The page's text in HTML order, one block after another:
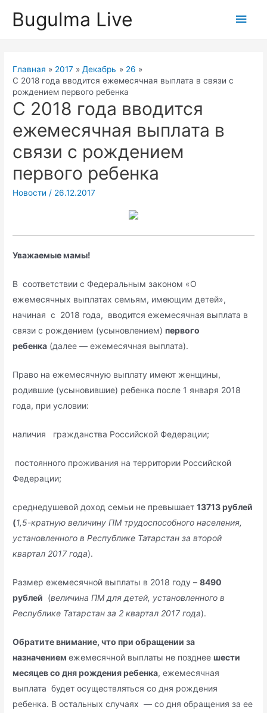
Bugulma Live
Главная 2017 Декабрь
26
С 2018 года вводится ежемесячная выплата в связи с
рождением первого ребенка
С 2018 года вводится
ежемесячная выплата в
связи с рождением
первого ребенка
Новости / 26.12.2017
Уважаемые мамы!
В соответствии с Федеральным законом «О
ежемесячных выплатах семьям, имеющим детей»,
начиная с 2018 года, вводится ежемесячная выплата в
связи с рождением (усыновлением)первого
ребенка (далее — ежемесячная выплата).
Право на ежемесячную выплату имеют женщины,
родившие (усыновившие) ребенка после 1 января 2018
года, при условии:
наличия гражданства Российской Федерации;
постоянного проживания на территории Российской
Федерации;
среднедушевой доход семьи не превышает13713 рублей
(1,5-кратную величину ПМ трудоспособного населения,
установленного в Республике Татарстан за второй
квартал 2017 года).
Размер ежемесячной выплаты в 2018 году –8490
рублей (величина ПМ для детей, установленного в
Республике Татарстан за 2 квартал 2017 года).
Обратите внимание, что при обращении за
назначениемежемесячной выплаты не позднеешести
месяцев со дня рождения ребенка, ежемесячная
выплата будет осуществляться со дня рождения
ребенка. В остальных случаях — со дня обращения за ее